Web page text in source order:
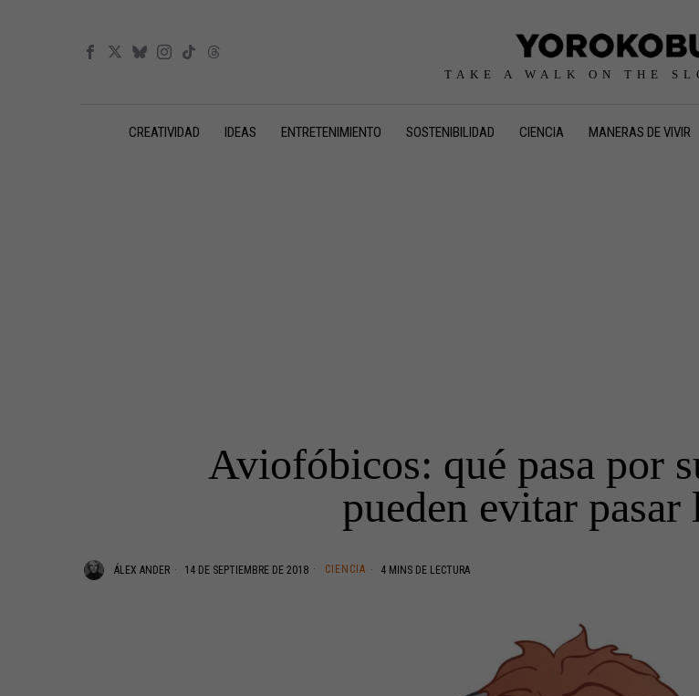
TAKE A WALK ON THE
CREATIVIDAD IDEAS ENTRETENIMIENTO SOSTENIBILIDAD CIENCIA MANERAS DE VIVIR
Aviofóbicos: qué pasa por
pueden evitar pasar
ÁLEX ANDER 14 DE SEPTIEMBRE DE 2018 CIENCIA 4 MINS DE LECTURA